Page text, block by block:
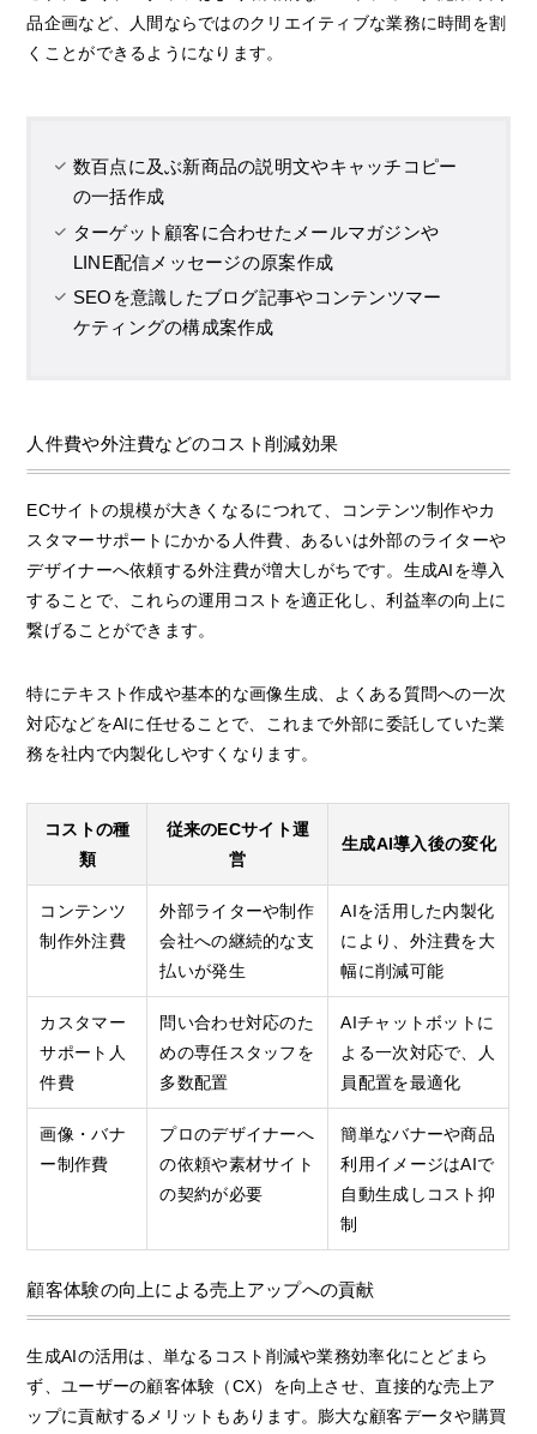
品企画など、人間ならではのクリエイティブな業務に時間を割
くことができるようになります。
数百点に及ぶ新商品の説明文やキャッチコピー
の一括作成
ターゲット顧客に合わせたメールマガジンや
LINE配信メッセージの原案作成
SEOを意識したブログ記事やコンテンツマー
ケティングの構成案作成
人件費や外注費などのコスト削減効果
ECサイトの規模が大きくなるにつれて、コンテンツ制作やカ
スタマーサポートにかかる人件費、あるいは外部のライターや
デザイナーへ依頼する外注費が増大しがちです。生成AIを導入
することで、これらの運用コストを適正化し、利益率の向上に
繋げることができます。
特にテキスト作成や基本的な画像生成、よくある質問への一次
対応などをAIに任せることで、これまで外部に委託していた業
務を社内で内製化しやすくなります。
コストの種
類
従来のECサイト運
営
生成AI導入後の変化
コンテンツ
制作外注費
外部ライターや制作
会社への継続的な支
払いが発生
AIを活用した内製化
により、外注費を大
幅に削減可能
カスタマー
サポート人
件費
問い合わせ対応のた
めの専任スタッフを
多数配置
AIチャットボットに
よる一次対応で、人
員配置を最適化
画像・バナ
ー制作費
プロのデザイナーへ
の依頼や素材サイト
の契約が必要
簡単なバナーや商品
利用イメージはAIで
自動生成しコスト抑
制
顧客体験の向上による売上アップへの貢献
生成AIの活用は、単なるコスト削減や業務効率化にとどまら
ず、ユーザーの顧客体験（CX）を向上させ、直接的な売上ア
ップに貢献するメリットもあります。膨大な顧客データや購買